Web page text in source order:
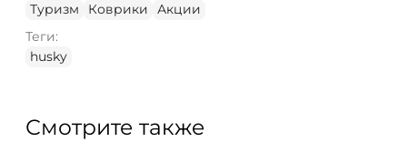
Туризм
Коврики
Акции
Теги:
husky
Смотрите также